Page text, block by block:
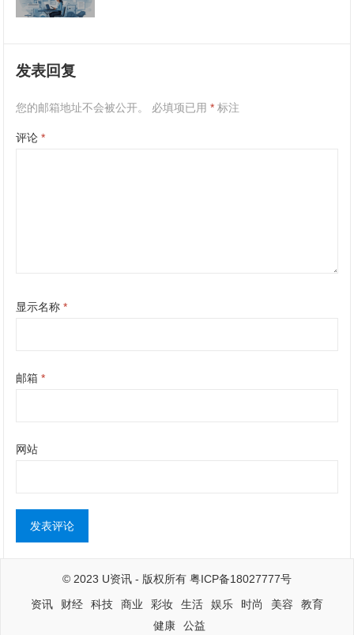
发表回复
您的邮箱地址不会被公开。 必填项已用* 标注
评论*
显示名称*
邮箱*
网站
© 2023 U资讯 - 版权所有 粤ICP备18027777号
资讯
财经 科技 商业 彩妆 生活 娱乐 时尚 美容
教育
健康
公益